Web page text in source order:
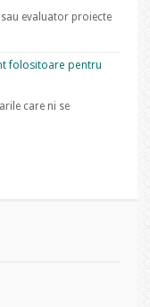
evaluator proiecte
folositoare pentru
care ni se